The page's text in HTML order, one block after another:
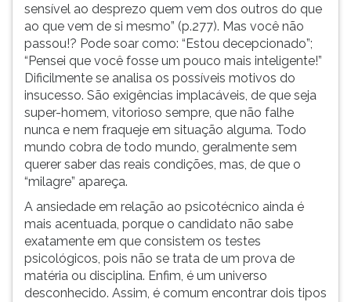
sensível ao desprezo quem vem dos outros do que
ao que vem de si mesmo” (p.277). Mas você não
passou!? Pode soar como: “Estou decepcionado”;
“Pensei que você fosse um pouco mais inteligente!”
Dificilmente se analisa os possíveis motivos do
insucesso. São exigências implacáveis, de que seja
super-homem, vitorioso sempre, que não falhe
nunca e nem fraqueje em situação alguma. Todo
mundo cobra de todo mundo, geralmente sem
querer saber das reais condições, mas, de que o
“milagre” apareça.
A ansiedade em relação ao psicotécnico ainda é
mais acentuada, porque o candidato não sabe
exatamente em que consistem os testes
psicológicos, pois não se trata de um prova de
matéria ou disciplina. Enfim, é um universo
desconhecido. Assim, é comum encontrar dois tipos